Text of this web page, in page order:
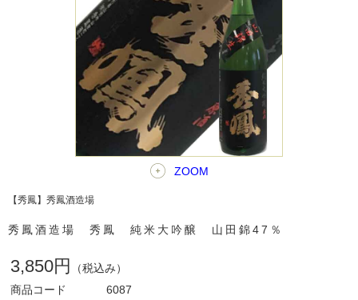
ZOOM
【秀鳳】秀鳳酒造場
秀鳳酒造場 秀鳳 純米大吟醸 山田錦47％
3,850円
（税込み）
商品コード
6087